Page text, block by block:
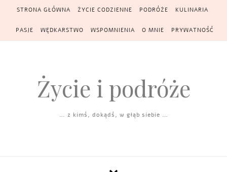
Skip to content
STRONA GŁÓWNA ŻYCIE CODZIENNE PODRÓŻE KULINARIA
PASJE WĘDKARSTWO WSPOMNIENIA O MNIE PRYWATNOŚĆ
Życie i podróże
… z kimś, dokądś, w głąb siebie …